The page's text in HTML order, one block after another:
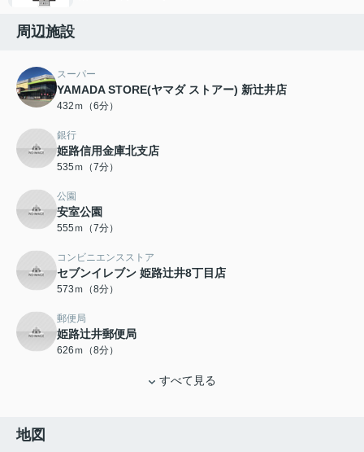
周辺施設
スーパー
YAMADA STORE(ヤマダ ストアー) 新辻井店
432ｍ（6分）
銀行
姫路信用金庫北支店
535ｍ（7分）
公園
安室公園
555ｍ（7分）
コンビニエンスストア
セブンイレブン 姫路辻井8丁目店
573ｍ（8分）
郵便局
姫路辻井郵便局
626ｍ（8分）
すべて見る
地図